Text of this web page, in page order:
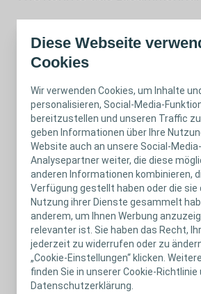
Diese Webseite
Cookies
Wir verwenden Cookies, um Inhalte
personalisieren, Social-Media-
bereitzustellen und unseren Traffic
geben Informationen über Ihre
Website auch an unsere Social-
Analysepartner weiter, die diese
anderen Informationen kombinieren,
Verfügung gestellt haben oder die sie
Nutzung ihrer Dienste gesammelt
anderem, um Ihnen Werbung
relevanter ist. Sie haben das Recht,
jederzeit zu widerrufen oder zu
„Cookie-Einstellungen“ klicken.
finden Sie in unserer Cookie-Richtlinie
Datenschutzerklärung.
geringeren bakteriellen Kontamination
Das natürliche mikrobielle Gleichgewicht
Darmmikroben könnten sich von den
Harnwegen unterscheiden, da die Nieren
Filtration bzw. Lagerung von
Darüber hinaus wurde vermutet, dass
Harnwegssymptome (LUTSs) verursacht,
die Blasenentleerung behindert. 4
Was müssen wir beachten?
Eine optimale Darmbehandlung von
Inkontinenz sollte Hand in Hand mit dem
gehen.